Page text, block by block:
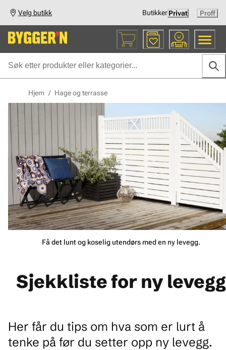
Velg butikk ButikkerPrivat Proff
Hjem / Hage og terrasse
Få det lunt og koselig utendørs med en ny levegg.
Sjekkliste for ny levegg
Her får du tips om hva som er lurt å
tenke på før du setter opp ny levegg.